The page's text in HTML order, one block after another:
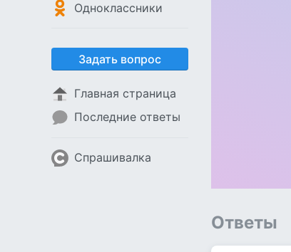
Одноклассники
Задать вопрос
Главная страница
Последние ответы
Спрашивалка
Ответы